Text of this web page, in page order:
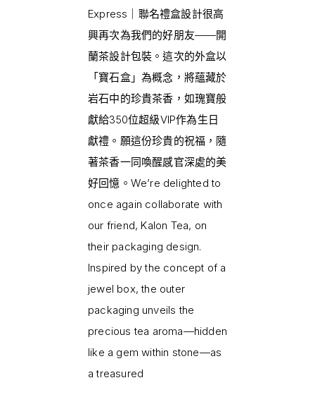
Express｜聯名禮盒設計很高
興再次為我們的好朋友——開
蘭茶設計包裝。這次的外盒以
「寶石盒」為概念，將蘊藏於
岩石中的珍貴茶香，如瑰寶般
獻給350位超級VIP作為生日
獻禮。願這份珍貴的祝福，隨
著茶香一同喚醒感官深處的美
好回憶。We’re delighted to
once again collaborate with
our friend, Kalon Tea, on
their packaging design.
Inspired by the concept of a
jewel box, the outer
packaging unveils the
precious tea aroma—hidden
like a gem within stone—as
a treasured